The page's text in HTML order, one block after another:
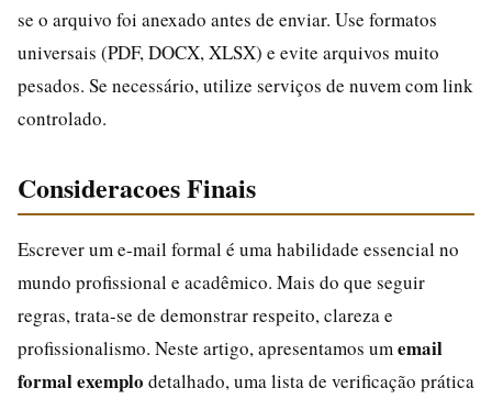
se o arquivo foi anexado antes de enviar. Use formatos
universais (PDF, DOCX, XLSX) e evite arquivos muito
pesados. Se necessário, utilize serviços de nuvem com link
controlado.
Consideracoes Finais
Escrever um e-mail formal é uma habilidade essencial no
mundo profissional e acadêmico. Mais do que seguir
regras, trata-se de demonstrar respeito, clareza e
profissionalismo. Neste artigo, apresentamos um email
formal exemplo detalhado, uma lista de verificação prática